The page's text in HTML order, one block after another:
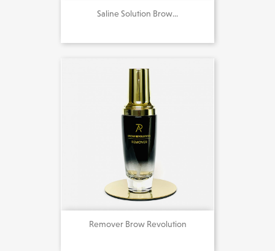
Saline Solution Brow...
Remover Brow Revolution